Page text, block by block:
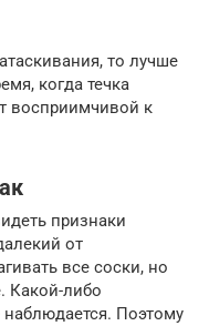
то лучше
когда течка
восприимчивой к
признаки
от
все соски, но
Какой-либо
Поэтому